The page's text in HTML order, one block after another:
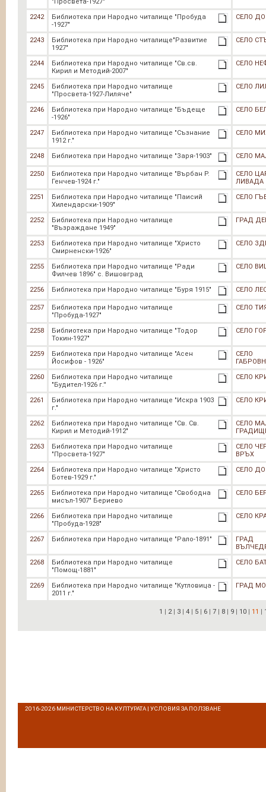
2242
Библиотека при Народно читалище "Пробуда
-1927"
СЕЛО
2243
Библиотека при Народно читалище"Развитие
1927"
СЕЛО
2244
Библиотека при Народно читалище "Св.св.
Кирил и Методий-2007"
СЕЛО
2245
Библиотека при Народно читалище
"Просвета-1927-Лиляче"
СЕЛО
2246
Библиотека при Народно читалище "Бъдеще
-1926"
СЕЛО
2247
Библиотека при Народно читалище "Съзнание
1912 г."
СЕЛО
2248 Библиотека при Народно читалище "Заря-1903" СЕЛО
2250
Библиотека при Народно читалище "Върбан Р.
Генчев-1924 г."
СЕЛО
ЛИВАДА
2251
Библиотека при Народно читалище "Паисий
Хилендарски-1909"
СЕЛО
2252
Библиотека при Народно читалище
"Възраждане 1949"
ГРАД
2253
Библиотека при Народно читалище "Христо
Смирненски-1926"
СЕЛО
2255
Библиотека при Народно читалище "Ради
Филчев 1896" с. Вишовград
СЕЛО
2256 Библиотека при Народно читалище "Буря 1915" СЕЛО
2257
Библиотека при Народно читалище
"Пробуда-1927"
СЕЛО
2258
Библиотека при Народно читалище "Тодор
Токин-1927"
СЕЛО
2259
Библиотека при Народно читалище "Асен
Йосифов - 1926"
СЕЛО
2260
Библиотека при Народно читалище
"Будител-1926 г.''
СЕЛО
2261
Библиотека при Народно читалище "Искра 1903
г."
СЕЛО
2262
Библиотека при Народно читалище "Св. Св.
Кирил и Методий-1912"
СЕЛО
2263
Библиотека при Народно читалище
"Просвета-1927"
СЕЛО
ВРЪХ
2264
Библиотека при Народно читалище "Христо
Ботев-1929 г."
СЕЛО
2265
Библиотека при Народно читалище "Свободна
мисъл-1907" Бериево
СЕЛО
2266
Библиотека при Народно читалище
"Пробуда-1928"
СЕЛО
2267 Библиотека при Народно читалище "Рало-1891"
ГРАД
2268
Библиотека при Народно читалище
"Помощ-1881"
СЕЛО
2269
Библиотека при Народно читалище "Кутловица -
2011 г."
ГРАД
1 | 2 | 3 | 4 | 5 | 6 | 7 | 8 | 9 | 10 | 11 |
2016-2026 МИНИСТЕРСТВО НА КУЛТУРАТА | УСЛОВИЯ ЗА ПОЛЗВАНЕ